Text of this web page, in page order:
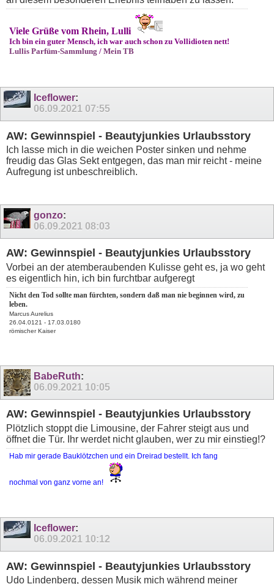
Viele Grüße vom Rhein, Lulli
Ich bin ein guter Mensch, ich war auch schon zu Vollidioten nett!
Lullis Parfüm-Sammlung / Mein TB
Iceflower:
06.09.2021 07:55
AW: Gewinnspiel - Beautyjunkies Urlaubsstory
Ich lasse mich in die weichen Poster sinken und nehme
freudig das Glas Sekt entgegen, das man mir reicht - meine
Aufregung ist unbeschreiblich.
gonzo:
06.09.2021 08:03
AW: Gewinnspiel - Beautyjunkies Urlaubsstory
Vorbei an der atemberaubenden Kulisse geht es, ja wo geht
es eigentlich hin, ich bin furchtbar aufgeregt
Nicht den Tod sollte man fürchten, sondern daß man nie beginnen wird, zu
leben.
Marcus Aurelius
26.04.0121 - 17.03.0180
römischer Kaiser
BabeRuth:
06.09.2021 10:05
AW: Gewinnspiel - Beautyjunkies Urlaubsstory
Plötzlich stoppt die Limousine, der Fahrer steigt aus und
öffnet die Tür. Ihr werdet nicht glauben, wer zu mir einstieg!?
Hab mir gerade Bauklötzchen und ein Dreirad bestellt. Ich fang
nochmal von ganz vorne an!
Iceflower:
06.09.2021 10:12
AW: Gewinnspiel - Beautyjunkies Urlaubsstory
Udo Lindenberg, dessen Musik mich während meiner